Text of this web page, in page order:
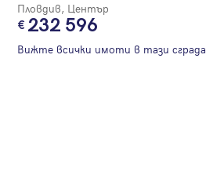
Пловдив, Център
232 596
Вижте всички имоти в тази сграда